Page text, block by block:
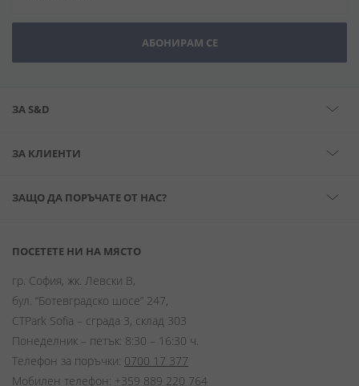
АБОНИРАМ СЕ
ЗА S&D
ЗА КЛИЕНТИ
ЗАЩО ДА ПОРЪЧАТЕ ОТ НАС?
ПОСЕТЕТЕ НИ НА МЯСТО
гр. София, жк. Левски В,
бул. “Ботевградско шосе” 247,
CTPark Sofia – сграда 3, склад 303
Понеделник – петък: 8:30 – 16:30 ч.
Телефон за поръчки: 0700 17 377
Мобилен телефон: +359 889 220 764